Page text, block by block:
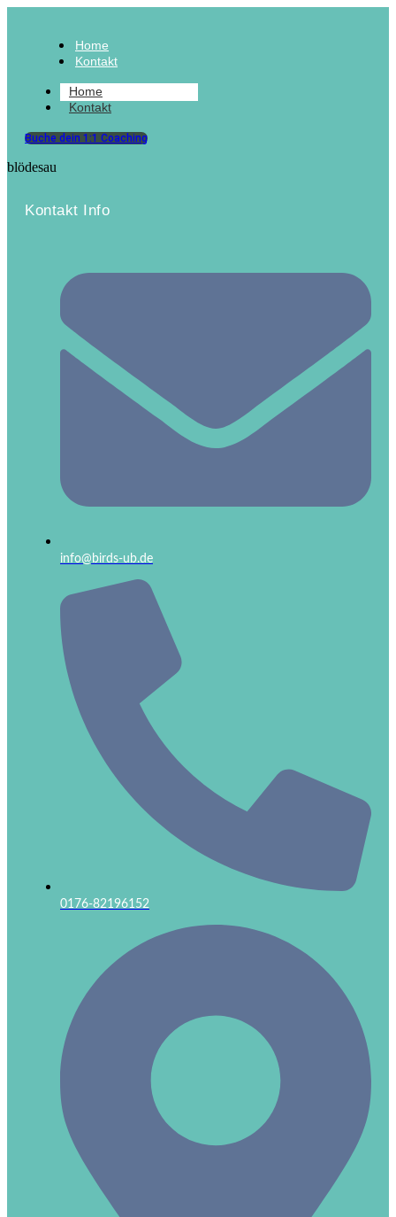
Home
Kontakt
Home
Kontakt
Buche dein 1:1 Coaching
blödesau
Kontakt Info
info@birds-ub.de
0176-82196152